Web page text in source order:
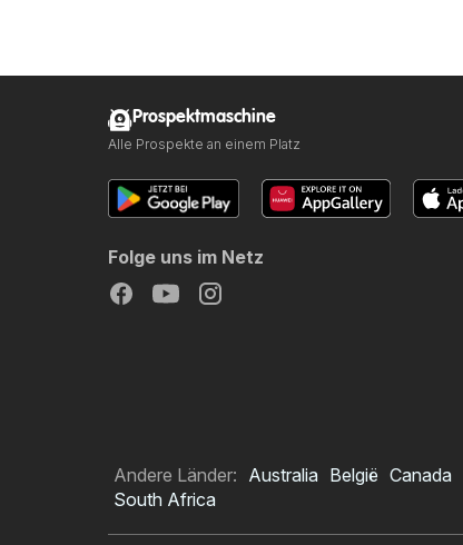
Prospektmaschine
Alle Prospekte an einem Platz
Folge uns im Netz
Andere Länder: Australia België Canada
South Africa